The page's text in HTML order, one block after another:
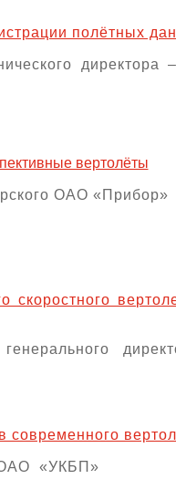
полётных
директора
вертолёты
ОАО «Прибор»
скоростного
ОАО «УКБП»